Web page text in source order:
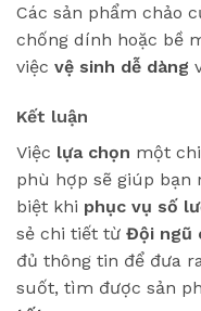
Các sản phẩm chảo
chống dính hoặc bề
việc vệ sinh dễ dàng
Kết luận
Việc lựa chọn một
phù hợp sẽ giúp bạn
biệt khi phục vụ số
sẻ chi tiết từ Đội ngũ
đủ thông tin để đưa
suốt, tìm được sản